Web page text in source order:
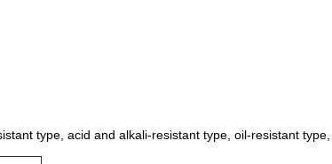
type, acid and alkali-resistant type, oil-resistant type,